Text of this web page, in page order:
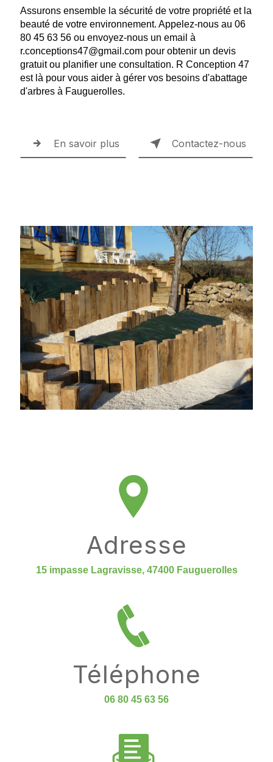
Assurons ensemble la sécurité de votre propriété et la
beauté de votre environnement. Appelez-nous au 06
80 45 63 56 ou envoyez-nous un email à
r.conceptions47@gmail.com pour obtenir un devis
gratuit ou planifier une consultation. R Conception 47
est là pour vous aider à gérer vos besoins d'abattage
d'arbres à Fauguerolles.
En savoir plus Contactez-nous
Adresse
15 impasse Lagravisse, 47400 Fauguerolles
Téléphone
06 80 45 63 56